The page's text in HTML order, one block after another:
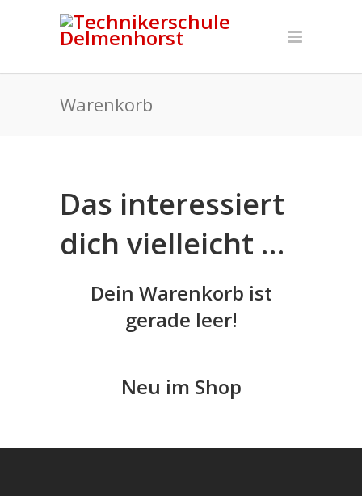
Warenkorb
Das interessiert
dich vielleicht …
Dein Warenkorb ist
gerade leer!
Neu im Shop